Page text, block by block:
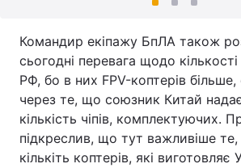
Командир екіпажу БпЛА також
сьогодні перевага щодо
РФ, бо в них FPV-коптерів
через те, що союзник Китай
кількість чіпів, комплектуючих.
підкреслив, що тут важливіше
кількіть коптерів, які виготовляє